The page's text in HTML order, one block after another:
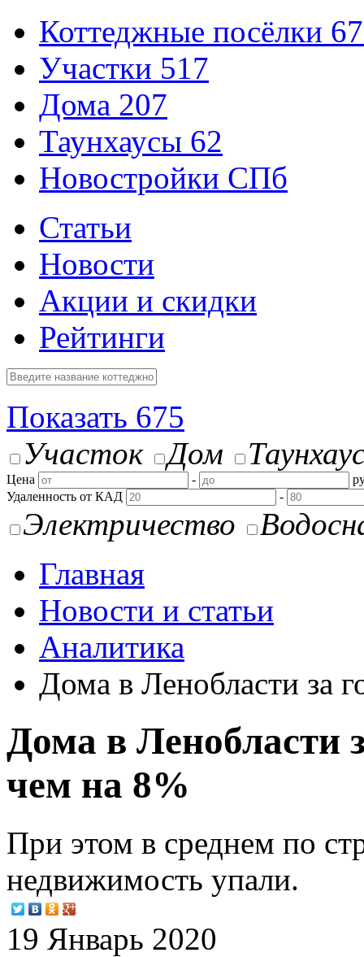
Коттеджные посёлки
Участки 517
Дома 207
Таунхаусы 62
Новостройки СПб
Статьи
Новости
Акции и скидки
Рейтинги
Показать 675
Участок
Дом
Цена -
Удаленность от КАД
-
Электричество
Главная
Новости и статьи
Аналитика
Дома в Ленобласти за
Дома в Ленобласти
чем на 8%
При этом в среднем по
недвижимость упали.
19 Январь 2020